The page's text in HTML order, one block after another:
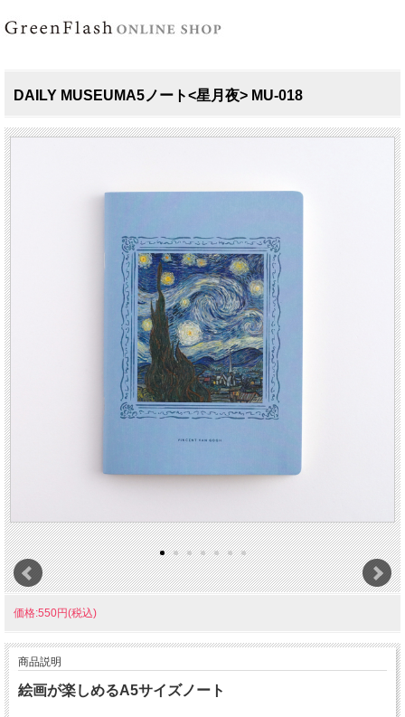
DAILY MUSEUMA5ノート<星月夜> MU-018
価格:550円(税込)
商品説明
絵画が楽しめるA5サイズノート